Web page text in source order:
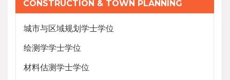
CONSTRUCTION & TOWN PLANNING
城市与区域规划学士学位
绘测学学士学位
材料估测学士学位